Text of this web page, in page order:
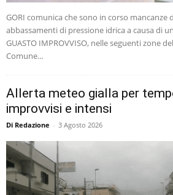
GORI comunica che sono in corso mancanze
abbassamenti di pressione idrica a causa di un
GUASTO IMPROVVISO, nelle seguenti zone del
Comune...
Allerta meteo gialla per
improvvisi e intensi
Di Redazione - 3 Agosto 2026